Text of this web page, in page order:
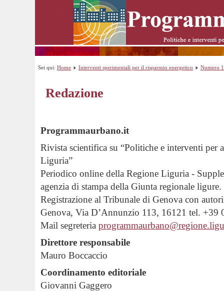
Sei qui: Home Interventi sperimentali per il risparmio energetico Numero
Redazione
Programmaurbano.it
Rivista scientifica su “Politiche e interventi per
Liguria”
Periodico online della Regione Liguria -
agenzia di stampa della Giunta regionale ligure.
Registrazione al Tribunale di Genova con
Genova, Via D’Annunzio 113, 16121 tel. +39
Mail segreteria
Direttore responsabile
Mauro Boccaccio
Coordinamento editoriale
Giovanni Gaggero